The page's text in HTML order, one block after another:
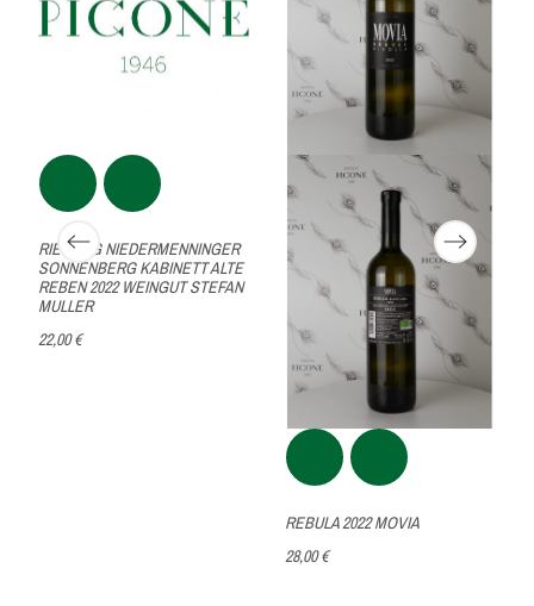
RIESLING NIEDERMENNINGER
SONNENBERG KABINETT ALTE
REBEN 2022 WEINGUT STEFAN
MULLER
22,00 €
REBULA 2022 MOVIA
28,00 €